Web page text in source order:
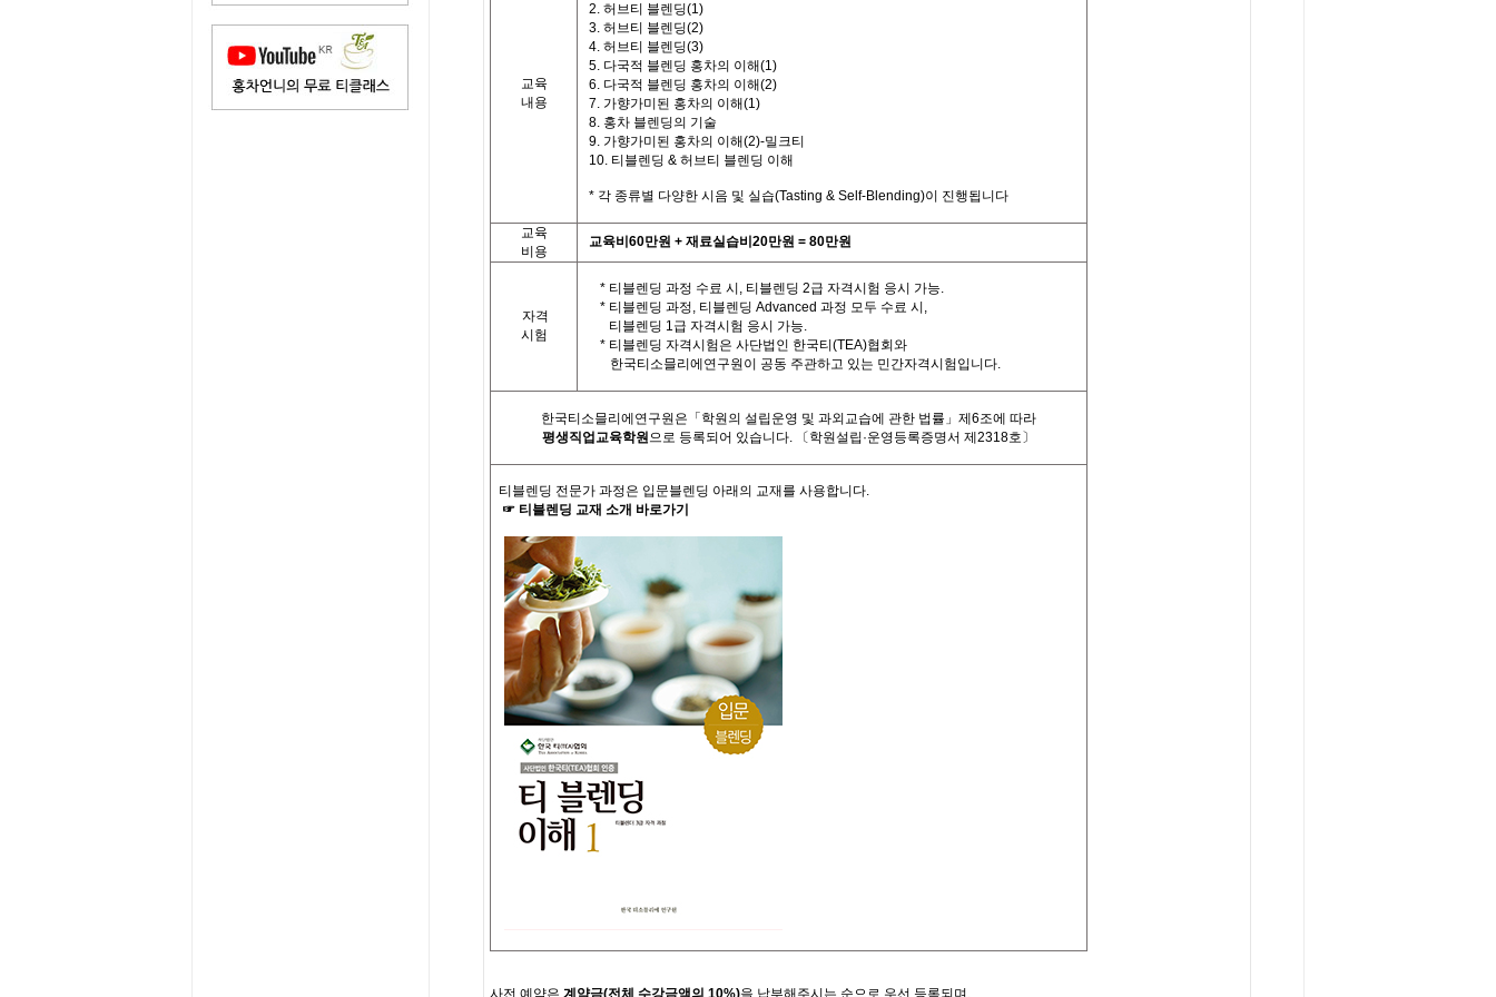
교육
내용
2. 허브티 블렌딩(1)
3. 허브티 블렌딩(2)
4. 허브티 블렌딩(3)
5. 다국적 블렌딩 홍차의 이해(1)
6. 다국적 블렌딩 홍차의 이해(2)
7. 가향가미된 홍차의 이해(1)
8. 홍차 블렌딩의 기술
9. 가향가미된 홍차의 이해(2)-밀크티
10.티 블렌딩 & 허브티 블렌딩 이해
* 각 종류별 다양한 시음 및 실습(Tasting & Self-Blending)이 진행됩니다
교육
비용
교육비 60만원 + 재료실습비 20만원 = 80만원
자격
시험
* 티블렌딩 과정 수료 시 , 티블렌딩 2급 자격시험 응시 가능.
* 티블렌딩 과정, 티블렌딩 Advanced 과정 모두 수료 시 ,
티블렌딩 1급 자격시험 응시 가능.
* 티블렌딩 자격시험은 사단법인 한국티 (TEA)협회와
한국티소믈리에연구원이 공동 주관하고 있는 민간자격시험입니다.
한국티소믈리에연구원은「학원의 설립운영 및 과외교습에 관한 법률」제 6조에 따라
평생직업교육학원으로 등록되어 있습니다. 〔학원설립·운영등록증명서 제2318호〕
티블렌딩 전문가 과정은 입문블렌딩 아래의 교재를 사용합니다.
☞ 티블렌딩 교재 소개 바로가기
사전 예약은 계약금(전체 수강금액의 10%)을 납부해주시는 순으로 우선 등록되며 ,